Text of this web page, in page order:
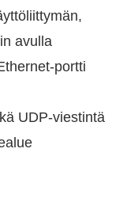
avulla
portti
UDP-viestintä